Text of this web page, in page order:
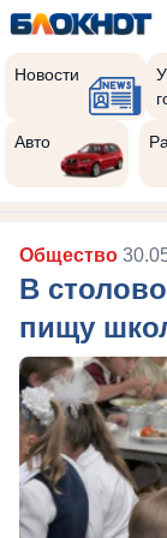
Новости
Авто
Общество
В
пищу